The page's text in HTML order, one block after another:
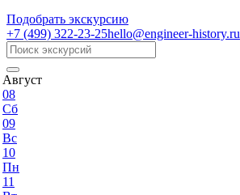
Подобрать экскурсию
+7 (499) 322-23-25hello@engineer-history.ru
Август
08
Сб
09
Вс
10
Пн
11